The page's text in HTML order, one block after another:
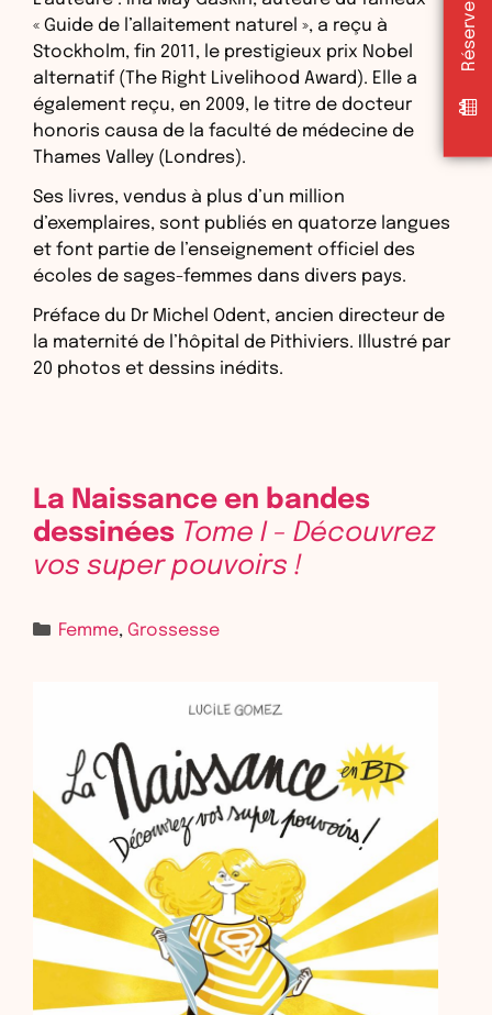
« Guide de l’allaitement naturel », a reçu à
Stockholm, fin 2011, le prestigieux prix Nobel
alternatif (The Right Livelihood Award). Elle a
également reçu, en 2009, le titre de docteur
honoris causa de la faculté de médecine de
Thames Valley (Londres).
Ses livres, vendus à plus d’un million
d’exemplaires, sont publiés en quatorze langues
et font partie de l’enseignement officiel des
écoles de sages-femmes dans divers pays.
Préface du Dr Michel Odent, ancien directeur de
la maternité de l’hôpital de Pithiviers. Illustré par
20 photos et dessins inédits.
La Naissance en bandes
dessinées Tome I - Découvrez
vos super pouvoirs !
Femme, Grossesse